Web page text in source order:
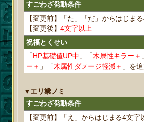
すごわざ発動条件
【変更前】「た」「だ」からはじま
【変更後】 4文字以上
祝福とくせい
「HP基礎値UP中 」「木属性キラー＋
ー＋ 」「木属性ダメージ軽減＋ 」を
▼エリ業ノミ
すごわざ発動条件
【変更前】「え」からはじまる4文字